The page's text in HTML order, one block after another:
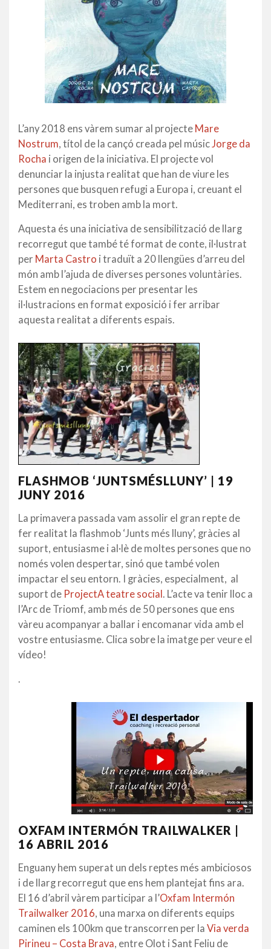
L’any 2018 ens vàrem sumar al projecte Mare
Nostrum, títol de la cançó creada pel músicJorge da
Rocha i origen de la iniciativa. El projecte vol
denunciar la injusta realitat que han de viure les
persones que busquen refugi a Europa i, creuant el
Mediterrani, es troben amb la mort.
Aquesta és una iniciativa de sensibilització de llarg
recorregut que també té format de conte, il·lustrat
per Marta Castro i traduït a 20 llengües d’arreu del
món amb l’ajuda de diverses persones voluntàries.
Estem en negociacions per presentar les
il·lustracions en format exposició i fer arribar
aquesta realitat a diferents espais.
FLASHMOB ‘JUNTSMÉSLLUNY’ | 19
JUNY 2016
La primavera passada vam assolir el gran repte de
fer realitat la flashmob ‘Junts més lluny’, gràcies al
suport, entusiasme i al·lè de moltes persones que no
només volen despertar, sinó que també volen
impactar el seu entorn. I gràcies, especialment, al
suport de ProjectA teatre social. L’acte va tenir lloc a
l’Arc de Triomf, amb més de 50 persones que ens
vàreu acompanyar a ballar i encomanar vida amb el
vostre entusiasme. Clica sobre la imatge per veure el
vídeo!
.
OXFAM INTERMÓN TRAILWALKER |
16 ABRIL 2016
Enguany hem superat un dels reptes més ambiciosos
i de llarg recorregut que ens hem plantejat fins ara.
El 16 d’abril vàrem participar a l’Oxfam Intermón
Trailwalker 2016, una marxa on diferents equips
caminen els 100km que transcorren per la Via verda
Pirineu – Costa Brava, entre Olot i Sant Feliu de